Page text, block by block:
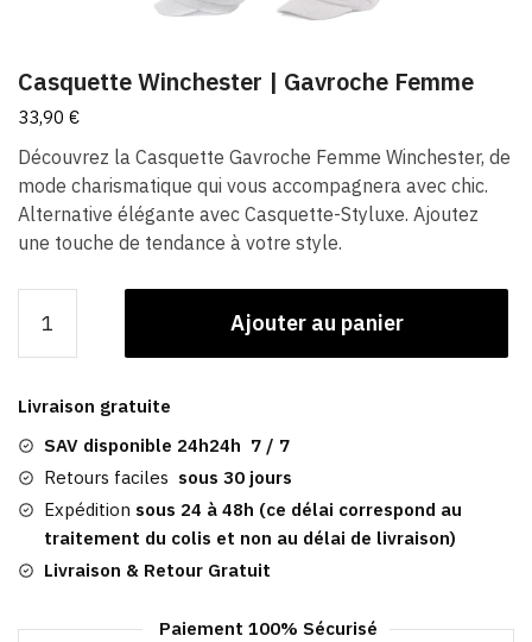
Casquette Winchester | Gavroche Femme
33,90 €
Découvrez la Casquette Gavroche Femme Winchester, de
mode charismatique qui vous accompagnera avec chic.
Alternative élégante avec Casquette-Styluxe. Ajoutez
une touche de tendance à votre style.
Casquette
|
Gavroche
Femme
Ajouter au panier
Livraison gratuite
SAV disponible 24h24h 7 / 7
Retours faciles sous 30 jours
Expédition sous 24 à 48h (ce délai correspond au
traitement du colis et non au délai de livraison)
Livraison & Retour Gratuit
Paiement 100% Sécurisé